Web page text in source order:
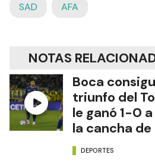
SAD AFA
NOTAS
Boca
triunfo del
le ganó 1-0
la cancha
DEPORTES